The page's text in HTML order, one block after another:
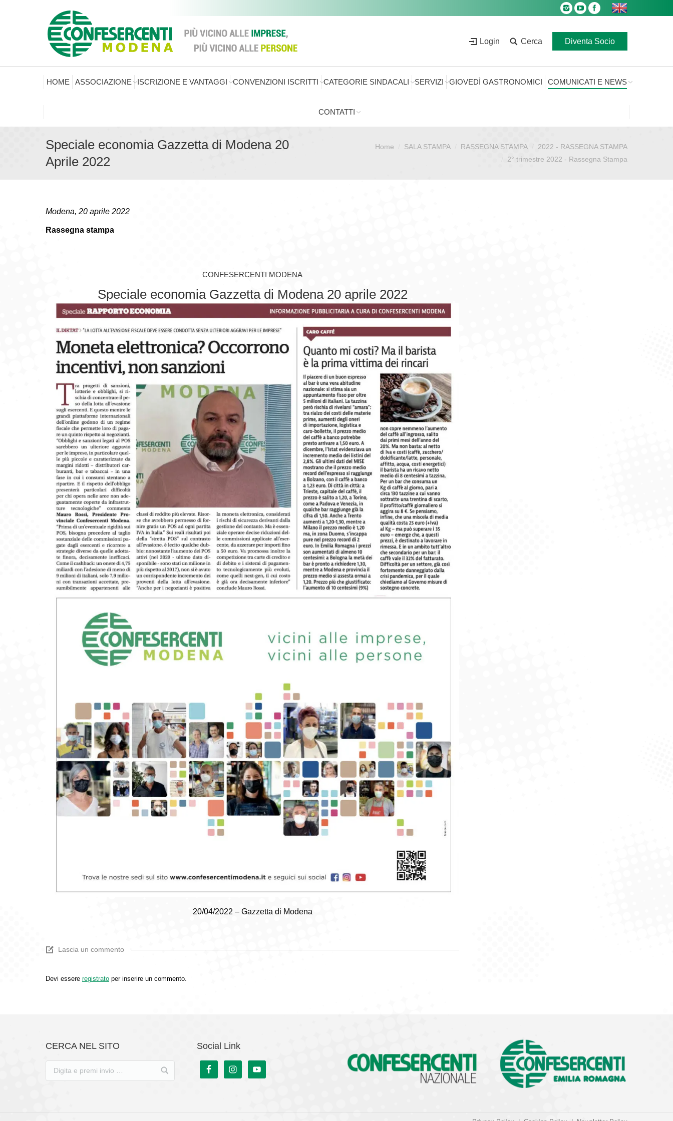
Login Cerca Diventa Socio
HOME ASSOCIAZIONE ISCRIZIONE E VANTAGGI CONVENZIONI ISCRITTI CATEGORIE SINDACALI SERVIZI GIOVEDÌ GASTRONOMICI COMUNICATI E NEWS
CONTATTI
Speciale economia Gazzetta di Modena 20
Aprile 2022
Home SALA STAMPA RASSEGNA STAMPA
2022 - RASSEGNA STAMPA
2° trimestre 2022 - Rassegna Stampa
Modena, 20 aprile 2022
Rassegna stampa
CONFESERCENTI MODENA
Speciale economia Gazzetta di Modena 20 aprile 2022
20/04/2022 – Gazzetta di Modena
Lascia un commento
Devi essere registrato per inserire un commento.
CERCA NEL SITO Social Link